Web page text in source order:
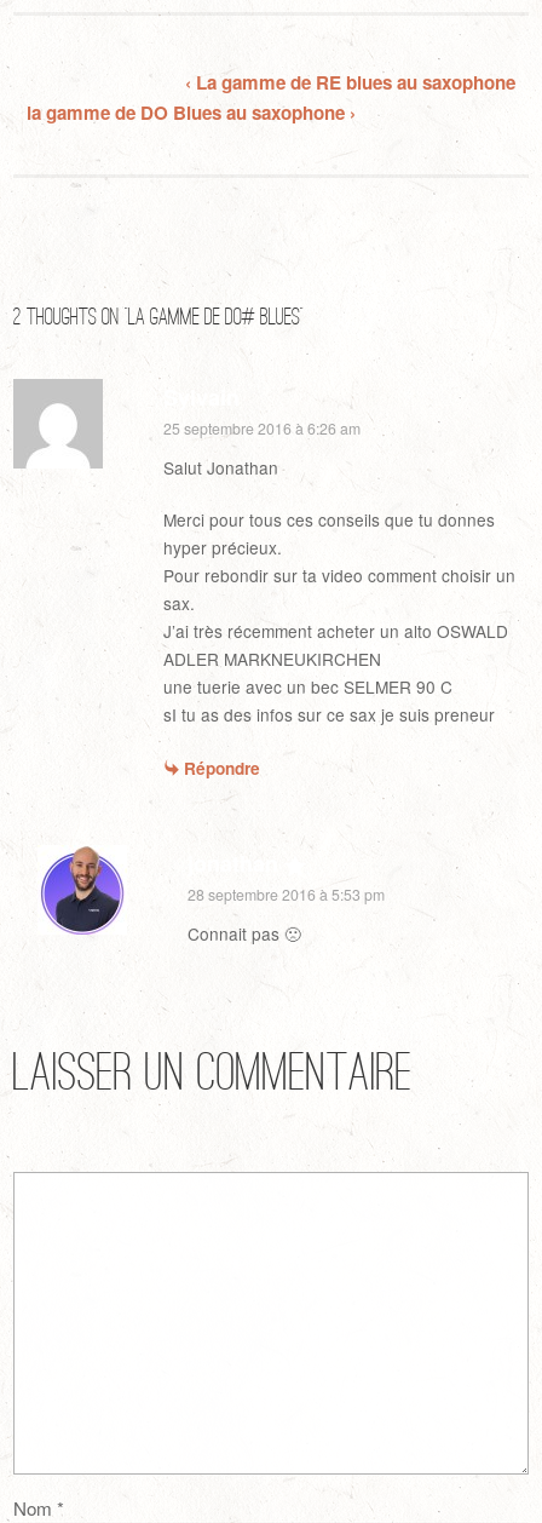
‹ La gamme de RE blues au saxophone
la gamme de DO Blues au saxophone ›
2 thoughts on “La gamme de DO# Blues”
25 septembre 2016 à 6:26 am
Salut Jonathan
Merci pour tous ces conseils que tu donnes
hyper précieux.
Pour rebondir sur ta video comment choisir un
sax.
J’ai très récemment acheter un alto OSWALD
ADLER MARKNEUKIRCHEN
une tuerie avec un bec SELMER 90 C
sI tu as des infos sur ce sax je suis preneur
Répondre
28 septembre 2016 à 5:53 pm
Connait pas 🙁
Laisser un commentaire
Nom*